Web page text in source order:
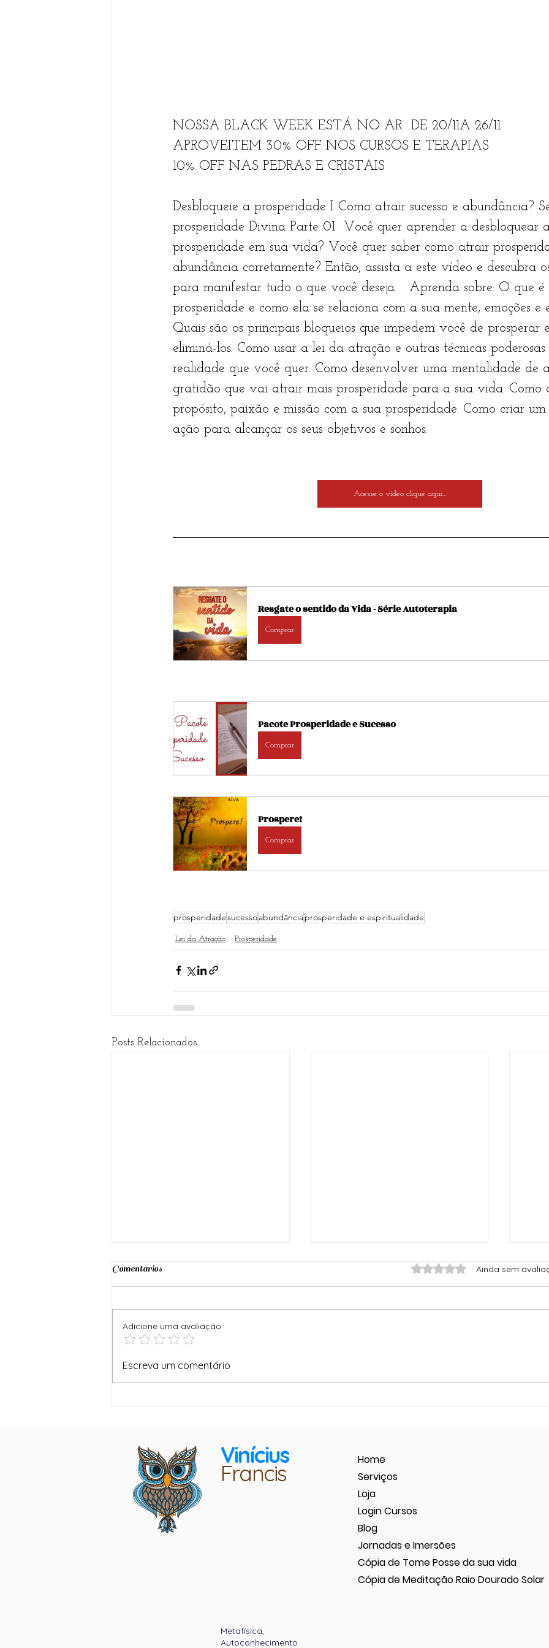
NOSSA BLACK WEEK ESTÁ NO AR  DE 20/11A 26/11
APROVEITEM 30% OFF NOS CURSOS E
10% OFF NAS PEDRAS E CRISTAIS
Desbloqueie a prosperidade I Como atrair sucesso e abundância?
prosperidade Divina Parte 01  Você quer aprender a desbloquear
prosperidade em sua vida? Você quer saber como atrair
abundância corretamente? Então, assista a este vídeo e descubra
para manifestar tudo o que você deseja.   Aprenda sobre: O que é
prosperidade e como ela se relaciona com a sua mente, emoções e
Quais são os principais bloqueios que impedem você de prosperar
eliminá-los. Como usar a lei da atração e outras técnicas
realidade que você quer. Como desenvolver uma mentalidade de
gratidão que vai atrair mais prosperidade para a sua vida. Como
propósito, paixão e missão com a sua prosperidade. Como criar
ação para alcançar os seus objetivos e sonhos.
Acesse o vídeo clique aqui...
Resgate o sentido da Vida - Série Autoterapia
Comprar
Pacote Prosperidade e Sucesso
Comprar
Prospere!
Comprar
prosperidadesucessoabundânciaprosperidade e espiritualidade
Lei da Atração Prosperidade
Posts Relacionados
Prece Poderosa para
da Prosperidade
Comentários Avaliado com 0 de 5
Ainda sem
Adicione uma avaliação
Escreva um comentário
Vinícius
Francis
Home
Serviços
Loja
Login Cursos
Blog
Jornadas e Imersões
Cópia de Tome Posse da sua vida
Cópia de Meditação Raio Dourado Solar
Metafísica,
Autoconhecimento